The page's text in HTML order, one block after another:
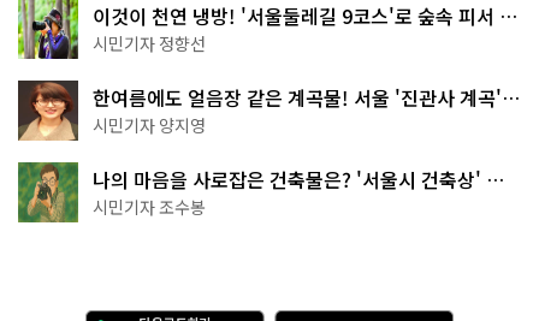
이것이 천연 냉방! '서울둘레길 9코스'로 숲속 피서 떠
나볼까
시민기자 정향선
한여름에도 얼음장 같은 계곡물! 서울 '진관사 계곡'이
천국이네~
시민기자 양지영
나의 마음을 사로잡은 건축물은? '서울시 건축상' 수
상작 공개!
시민기자 조수봉